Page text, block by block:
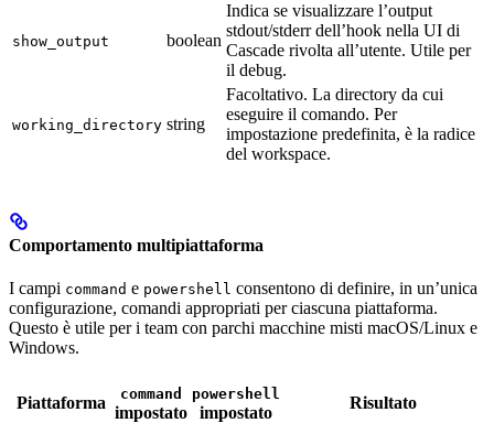
show_output boolean
Indica se visualizzare l’output
stdout/stderr dell’hook nella UI di
Cascade rivolta all’utente. Utile per
il debug.
working_directory string
Facoltativo. La directory da cui
eseguire il comando. Per
impostazione predefinita, è la radice
del workspace.
Comportamento multipiattaforma
I campi command e powershell consentono di definire, in un’unica
configurazione, comandi appropriati per ciascuna piattaforma.
Questo è utile per i team con parchi macchine misti macOS/Linux e
Windows.
Piattaforma command
impostato
powershell
impostato
Risultato